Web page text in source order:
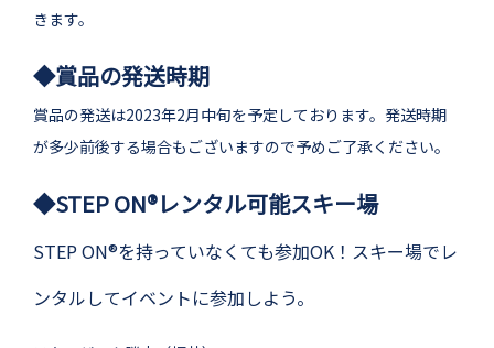
きます。
◆賞品の発送時期
賞品の発送は2023年2月中旬を予定しております。発送時期
が多少前後する場合もございますので予めご了承ください。
◆STEP ON®レンタル可能スキー場
STEP ON®を持っていなくても参加OK！スキー場でレ
ンタルしてイベントに参加しよう。